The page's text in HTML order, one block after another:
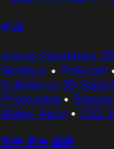
비교
Adobe Substance
Meshy.ai • Polycam
Substance 3D
Photoshop •
Maker Apps • CS2
자주 묻는 질문